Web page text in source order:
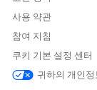
필수 날짜: 하
수동 처리
이 서비스 프로세
다. 관리자 승인 또
사용 약관
참여 지침
쿠키 기본 설정 센터
귀하의 개인